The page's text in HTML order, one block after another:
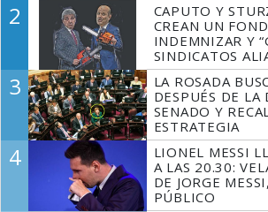
2
CAPUTO Y
CREAN UN
INDEMNIZAR Y
SINDICATOS
3
LA ROSADA
DESPUÉS DE LA
SENADO Y
ESTRATEGIA
4
LIONEL MESSI
A LAS 20.30:
DE JORGE
PÚBLICO